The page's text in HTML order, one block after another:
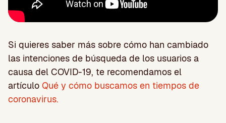
Si quieres saber más sobre cómo han cambiado
las intenciones de búsqueda de los usuarios a
causa del COVID-19, te recomendamos el
artículo Qué y cómo buscamos en tiempos de
coronavirus.